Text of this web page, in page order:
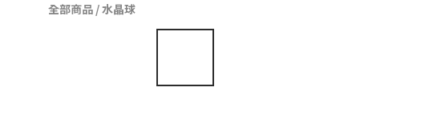
全部商品 /水晶球